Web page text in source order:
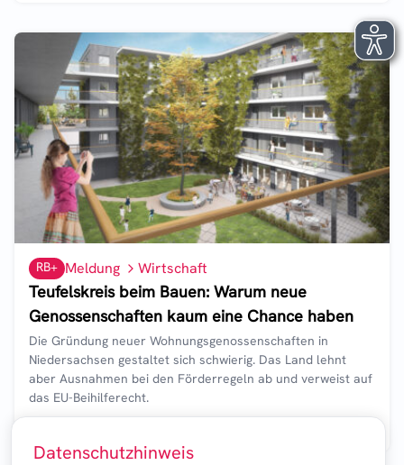
RB+ Meldung Wirtschaft
Teufelskreis beim Bauen: Warum neue
Genossenschaften kaum eine Chance haben
Die Gründung neuer Wohnungsgenossenschaften in
Niedersachsen gestaltet sich schwierig. Das Land lehnt
aber Ausnahmen bei den Förderregeln ab und verweist auf
das EU-Beihilferecht.
Datenschutzhinweis